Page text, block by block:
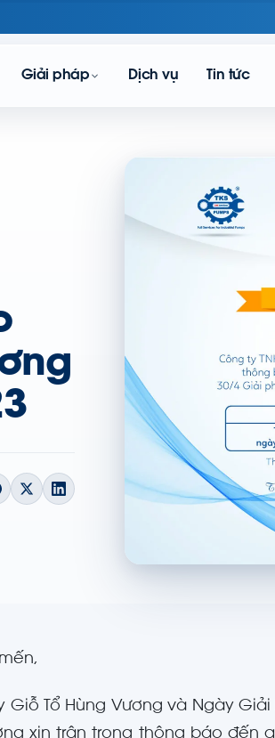
Giải pháp Dịch vụ Tin tức
Giỗ Tổ Hùng Vương và Ngày
xin trân trọng thông báo